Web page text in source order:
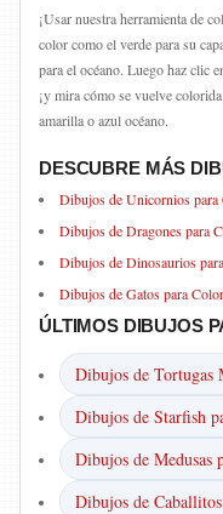
¡Usar nuestra herramienta de
color como el verde para su
para el océano. Luego haz clic
¡y mira cómo se vuelve
amarilla o azul océano.
DESCUBRE MÁS
Dibujos de Unicornios para
Dibujos de Dragones para
Dibujos de Dinosaurios
Dibujos de Gatos para
ÚLTIMOS DIBUJOS
Dibujos de Tortugas
Dibujos de Starfish
Dibujos de Medusas
Dibujos de